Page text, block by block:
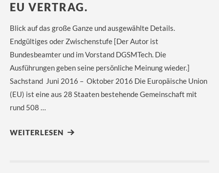
EU VERTRAG.
Blick auf das große Ganze und ausgewählte Details.
Endgültiges oder Zwischenstufe [Der Autor ist
Bundesbeamter und im Vorstand DGSMTech. Die
Ausführungen geben seine persönliche Meinung wieder.]
Sachstand Juni 2016 – Oktober 2016 Die Europäische Union
(EU) ist eine aus 28 Staaten bestehende Gemeinschaft mit
rund 508 …
WEITERLESEN